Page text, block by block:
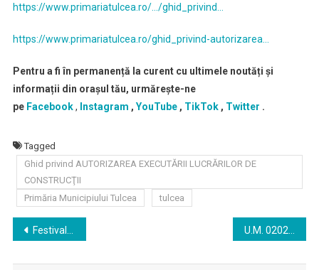
https://www.primariatulcea.ro/…/ghid_privind…
https://www.primariatulcea.ro/ghid_privind-autorizarea…
Pentru a fi în permanență la curent cu ultimele noutăți și
informații din orașul tău, urmărește-ne
pe Facebook, Instagram , YouTube, TikTok, Twitter .
Tagged
Ghid privind AUTORIZAREA EXECUTĂRII LUCRĂRILOR DE
CONSTRUCŢII
Primăria Municipiului Tulcea
tulcea
Navigare
în
Festivalul Dichis’n’Blues, ediția a VI-a se va desfasura in perioada 1-3 septembrie 2022